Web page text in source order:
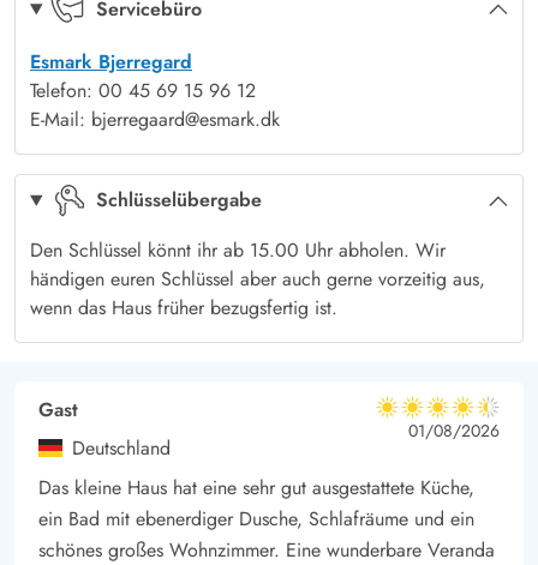
lassen, während der Sonnenuntergang den Himmel farbenfroh
Bjerregård ist insbesondere für seine schöne Natur mit weiter
Heide- und Dünenlandschaft bekannt und beliebt. Das gut
Spaziergänge als auch Radtouren unternehmen könnt, wo ihr
die Schönheit der Umgebung auf euch wirken lassen könnt.
Mit nur 800m zum Strand der dänischen Westküste sind
ebenfalls schöne Spaziergänge entlang des kilometerlangen
Sandstrandes möglich.
Servicebüro
Esmark Bjerregard
Telefon: 00 45 69 15 96 12
E-Mail: bjerregaard@esmark.dk
Schlüsselübergabe
Den Schlüssel könnt ihr ab 15.00 Uhr abholen. Wir
händigen euren Schlüssel aber auch gerne vorzeitig aus,
wenn das Haus früher bezugsfertig ist.
Gast
Deutschland
4.5 von 5
4.5 von 5
4.5 out of 5
01/08/2026
Das kleine Haus hat eine sehr gut ausgestattete Küche,
ein Bad mit ebenerdiger Dusche, Schlafräume und ein
schönes großes Wohnzimmer. Eine wunderbare Veranda